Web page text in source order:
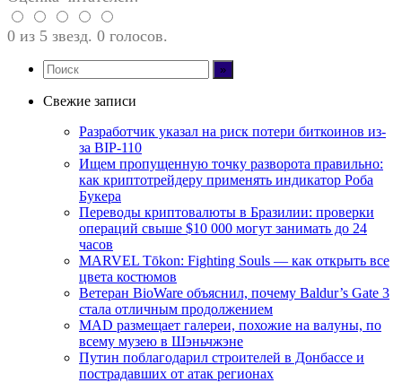
0 из 5 звезд. 0 голосов.
Свежие записи
Разработчик указал на риск потери биткоинов из-
за BIP-110
Ищем пропущенную точку разворота правильно:
как криптотрейдеру применять индикатор Роба
Букера
Переводы криптовалюты в Бразилии: проверки
операций свыше $10 000 могут занимать до 24
часов
MARVEL Tōkon: Fighting Souls — как открыть все
цвета костюмов
Ветеран BioWare объяснил, почему Baldur’s Gate 3
стала отличным продолжением
MAD размещает галереи, похожие на валуны, по
всему музею в Шэньчжэне
Путин поблагодарил строителей в Донбассе и
пострадавших от атак регионах